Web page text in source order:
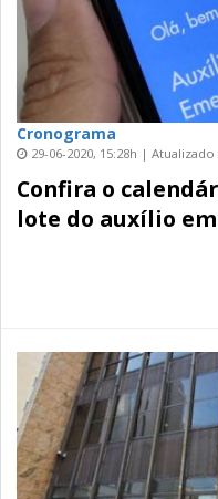
Cronograma
29-06-2020, 15:28h | Atualizado
Confira o
lote do auxílio